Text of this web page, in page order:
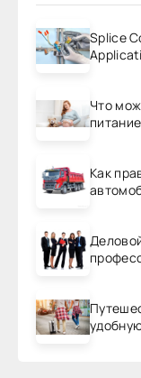
Splice
Что
Как